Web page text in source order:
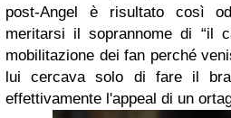
post-Angel è risultato così
meritarsi il soprannome di “il
mobilitazione dei fan perché
lui cercava solo di fare il
effettivamente l'appeal di un